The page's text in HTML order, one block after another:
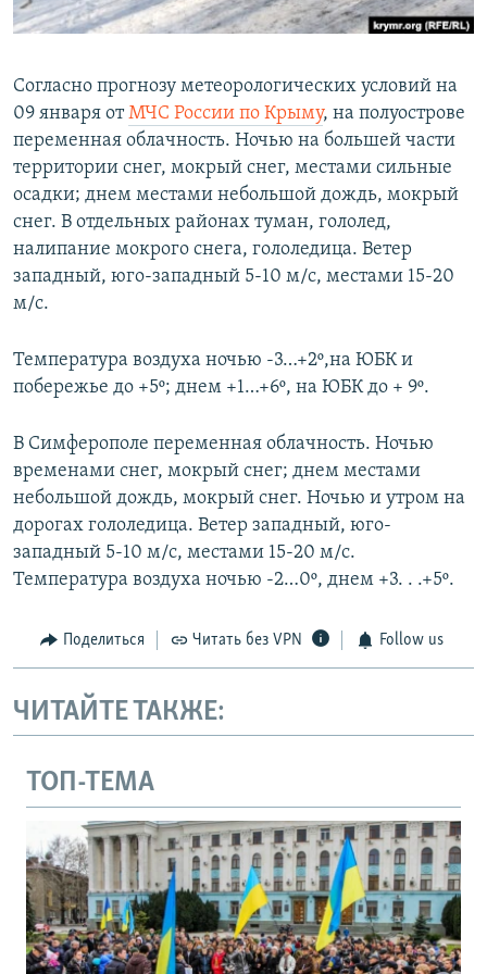
ПОБЕДИТЕЛЕЙ НЕ СУДЯТ?
УКРАИНСКАЯ ПРОБЛЕМА КРЫМА
ПРИСОЕДИНЯЙТЕСЬ!
Все сайты RFE/RL
Согласно прогнозу метеорологических условий на
09 января отМЧС России по Крыму, на полуострове
переменная облачность. Ночью на большей части
территории снег, мокрый снег, местами сильные
осадки; днем местами небольшой дождь, мокрый
снег. В отдельных районах туман, гололед,
налипание мокрого снега, гололедица. Ветер
западный, юго-западный 5-10 м/с, местами 15-20
м/с.
Температура воздуха ночью -3…+2º,на ЮБК и
побережье до +5º; днем +1…+6º, на ЮБК до + 9º.
В Симферополе переменная облачность. Ночью
временами снег, мокрый снег; днем местами
небольшой дождь, мокрый снег. Ночью и утром на
дорогах гололедица. Ветер западный, юго-
западный 5-10 м/с, местами 15-20 м/с.
Температура воздуха ночью -2…0º, днем +3. . .+5º.
Поделиться Читать без VPN Follow us
ЧИТАЙТЕ ТАКЖЕ:
ТОП-ТЕМА